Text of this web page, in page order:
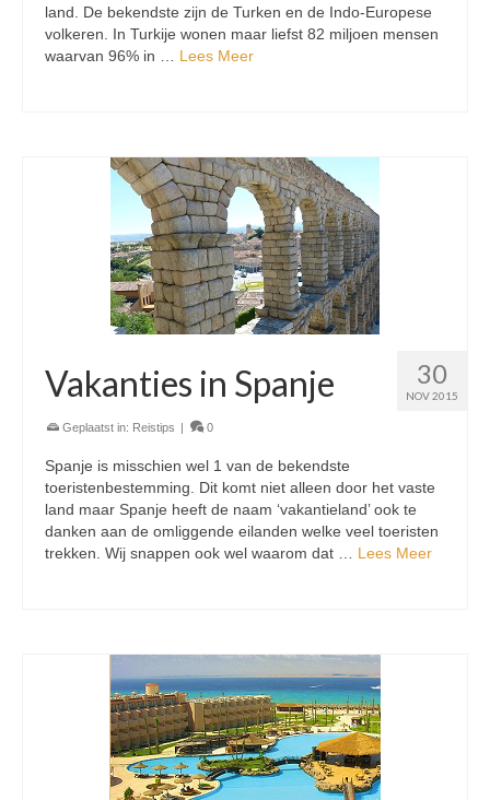
land. De bekendste zijn de Turken en de Indo-Europese
volkeren. In Turkije wonen maar liefst 82 miljoen mensen
waarvan 96% in … Lees Meer
30
NOV 2015
Vakanties in Spanje
Geplaatst in: Reistips | 0
Spanje is misschien wel 1 van de bekendste
toeristenbestemming. Dit komt niet alleen door het vaste
land maar Spanje heeft de naam ‘vakantieland’ ook te
danken aan de omliggende eilanden welke veel toeristen
trekken. Wij snappen ook wel waarom dat … Lees Meer